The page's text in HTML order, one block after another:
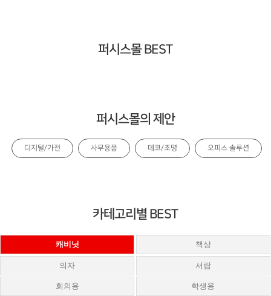
퍼시스몰 BEST
퍼시스몰의 제안
디지털/가전 사무용품 데코/조명 오피스 솔루션
카테고리별 BEST
캐비닛 책상
의자 서랍
회의용 학생용